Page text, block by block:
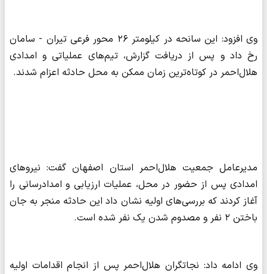
وی افزود: این سانحه در کیلومتر ۲۶ محور فرعی تیران - سامان
رخ داد و پس از دریافت گزارش، تیم‌های عملیاتی و امدادی
هلال‌احمر در کوتاه‌ترین زمان ممکن به محل حادثه اعزام شدند.
مدیرعامل جمعیت هلال‌احمر استان اصفهان گفت: نیروهای
امدادی پس از حضور در محل، عملیات ارزیابی و امدادرسانی را
آغاز کردند که بررسی‌های اولیه نشان داد این حادثه منجر به جان
باختن ۲ نفر و مصدوم شدن یک نفر شده است.
وی ادامه داد: نجاتگران هلال‌احمر پس از انجام اقدامات اولیه